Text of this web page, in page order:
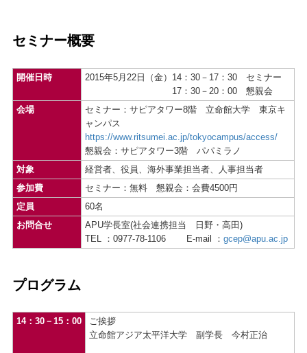
セミナー概要
開催日時 2015年5月22日（金） 14：30－17：30 セミナー
17：30－20：00 懇親会
会場
セミナー：サピアタワー8階 立命館大学 東京キ
ャンパス
https://www.ritsumei.ac.jp/tokyocampus/access/
懇親会：サピアタワー3階 パパミラノ
対象
経営者、役員、海外事業担当者、人事担当者
参加費
セミナー：無料 懇親会：会費4500円
定員
60名
お問合せ
APU学長室(社会連携担当 日野・高田)
TEL ：0977-78-1106 E-mail ： gcep@apu.ac.jp
プログラム
14：30－15：00
ご挨拶
立命館アジア太平洋大学 副学長 今村正治